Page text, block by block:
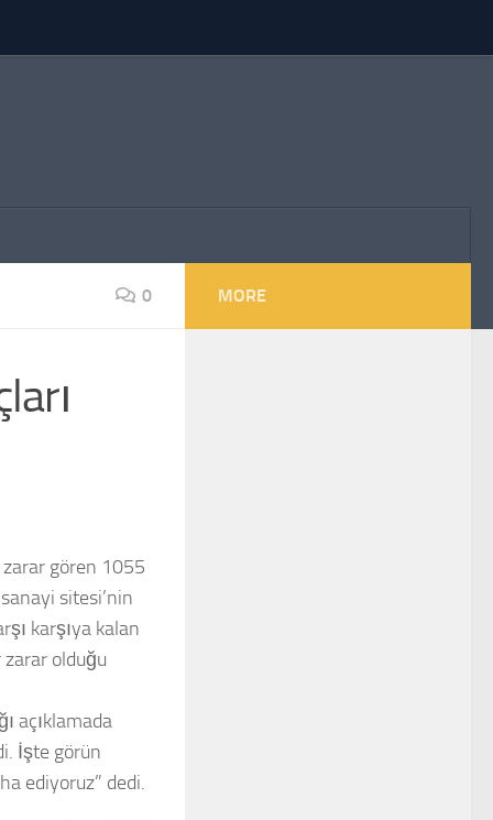
0
zarar gören 1055
sitesi’nin
karşıya kalan
olduğu
açıklamada
İşte görün
ediyoruz” dedi.
MORE